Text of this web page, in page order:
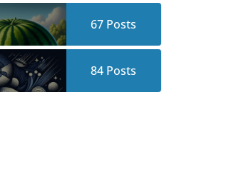
67 Posts
84 Posts